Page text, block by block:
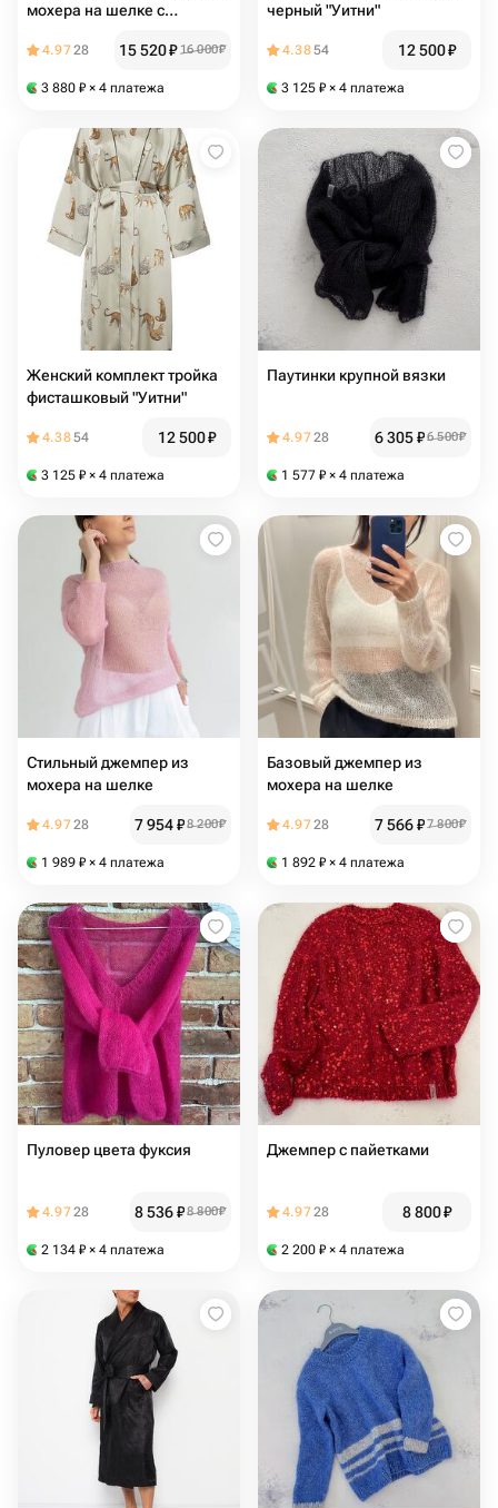
мохера на шелке с
4.9728 15 520₽ 16 000₽
3 880 ₽ × 4 платежа
черный "Уитни"
4.3854 12 500₽
3 125 ₽ × 4 платежа
Женский комплект тройка
фисташковый "Уитни"
4.3854 12 500₽
3 125 ₽ × 4 платежа
Паутинки крупной вязки
4.9728 6 305₽6 500₽
1 577 ₽ × 4 платежа
Стильный джемпер из
мохера на шелке
4.9728 7 954₽8 200₽
1 989 ₽ × 4 платежа
Базовый джемпер из
мохера на шелке
4.9728 7 566₽7 800₽
1 892 ₽ × 4 платежа
Пуловер цвета фуксия
4.9728 8 536₽8 800₽
2 134 ₽ × 4 платежа
Джемпер с пайетками
4.9728 8 800₽
2 200 ₽ × 4 платежа